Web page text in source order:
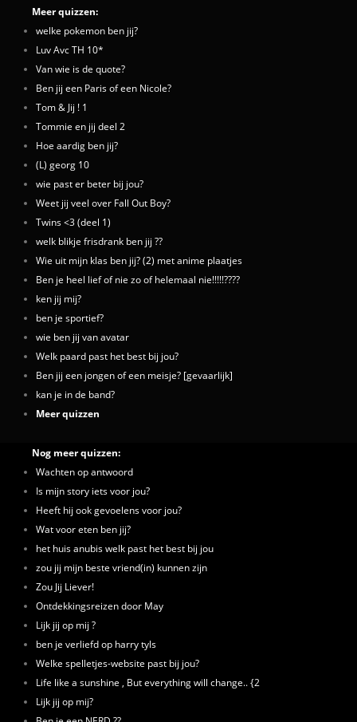
Meer quizzen:
welke pokemon ben jij?
Luv Avc TH 10*
Van wie is de quote?
Ben jij een Paris of een Nicole?
Tom & Jij ! 1
Tommie en jij deel 2
Hoe aardig ben jij?
(L) georg 10
wie past er beter bij jou?
Weet jij veel over Fall Out Boy?
Twins <3 (deel 1)
welk blikje frisdrank ben jij ??
Wie uit mijn klas ben jij? (2) met anime plaatjes
Ben je heel lief of nie zo of helemaal nie!!!!!????
ken jij mij?
ben je sportief?
wie ben jij van avatar
Welk paard past het best bij jou?
Ben jij een jongen of een meisje? [gevaarlijk]
kan je in de band?
Meer quizzen
Nog meer quizzen:
Wachten op antwoord
Is mijn story iets voor jou?
Heeft hij ook gevoelens voor jou?
Wat voor eten ben jij?
het huis anubis welk past het best bij jou
zou jij mijn beste vriend(in) kunnen zijn
Zou Jij Liever!
Ontdekkingsreizen door May
Lijk jij op mij ?
ben je verliefd op harry tyls
Welke spelletjes-website past bij jou?
Life like a sunshine , But everything will change.. {2
Lijk jij op mij?